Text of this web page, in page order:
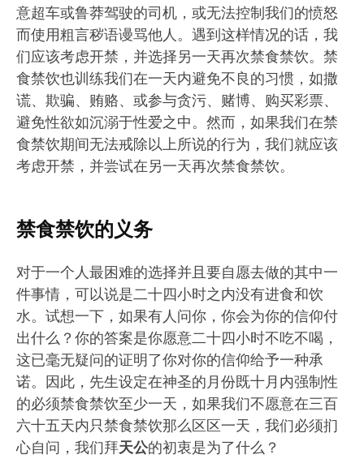
意超车或鲁莽驾驶的司机，或无法控制我们的愤怒
而使用粗言秽语谩骂他人。遇到这样情况的话，我
们应该考虑开禁，并选择另一天再次禁食禁饮。禁
食禁饮也训练我们在一天内避免不良的习惯，如撒
谎、欺骗、贿赂、或参与贪污、赌博、购买彩票、
避免性欲如沉溺于性爱之中。然而，如果我们在禁
食禁饮期间无法戒除以上所说的行为，我们就应该
考虑开禁，并尝试在另一天再次禁食禁饮。
禁食禁饮的义务
对于一个人最困难的选择并且要自愿去做的其中一
件事情，可以说是二十四小时之内没有进食和饮
水。试想一下，如果有人问你，你会为你的信仰付
出什么？你的答案是你愿意二十四小时不吃不喝，
这已毫无疑问的证明了你对你的信仰给予一种承
诺。因此，先生设定在神圣的月份既十月内强制性
的必须禁食禁饮至少一天，如果我们不愿意在三百
六十五天内只禁食禁饮那么区区一天，我们必须扪
心自问，我们拜天公的初衷是为了什么？